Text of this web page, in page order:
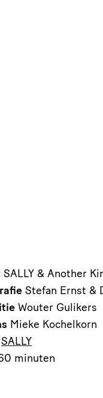
SALLY & Another
Stefan Ernst &
Wouter Gulikers
Mieke Kochelkorn
SALLY
minuten